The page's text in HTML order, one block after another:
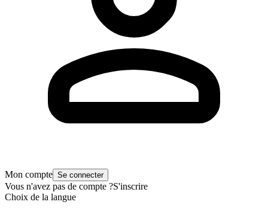
Mon compte Se connecter
Vous n'avez pas de compte ?S'inscrire
Choix de la langue